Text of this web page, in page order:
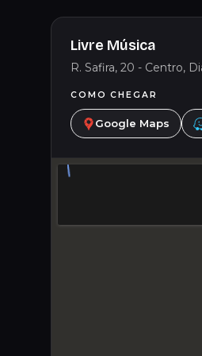
Livre Música
R. Safira, 20 - Centro,
COMO CHEGAR
Google Maps